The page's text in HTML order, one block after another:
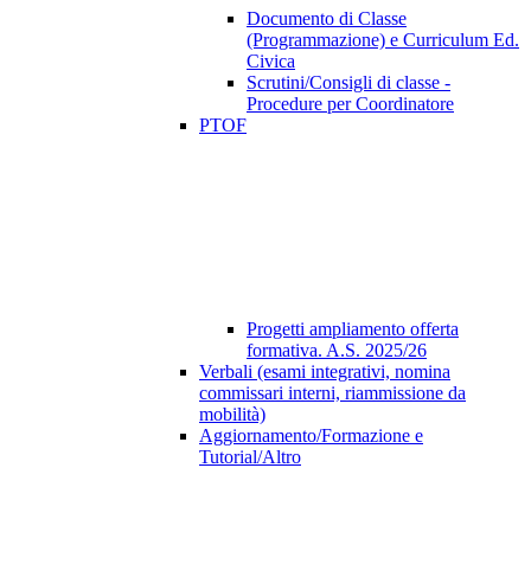
Documento di Classe
(Programmazione) e Curriculum Ed.
Civica
Scrutini/Consigli di classe -
Procedure per Coordinatore
PTOF
Progetti ampliamento offerta
formativa. A.S. 2025/26
Verbali (esami integrativi, nomina
commissari interni, riammissione da
mobilità)
Aggiornamento/Formazione e
Tutorial/Altro